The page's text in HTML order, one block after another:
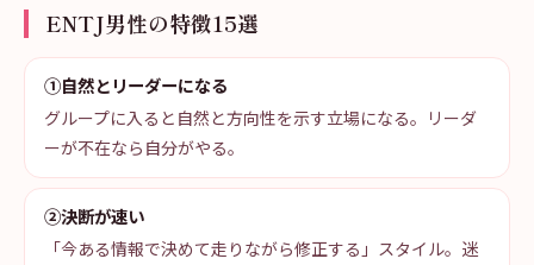
ENTJ男性の特徴15選
①自然とリーダーになる
グループに入ると自然と方向性を示す立場になる。リーダ
ーが不在なら自分がやる。
②決断が速い
「今ある情報で決めて走りながら修正する」スタイル。迷